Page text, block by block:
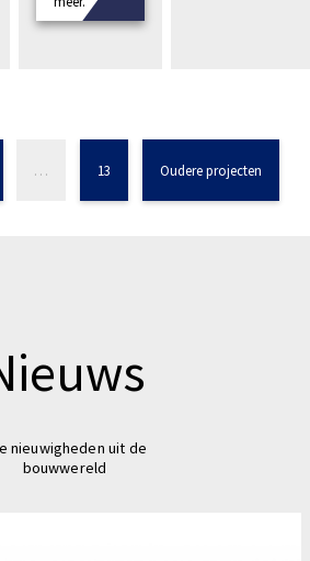
… 13 Oudere projecten
nieuwigheden uit de
bouwwereld